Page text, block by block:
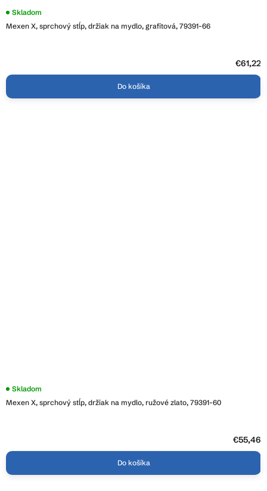
Mexen X, sprchový stĺp, držiak na mydlo, grafitová, 79391-66
Skladom
€61,22
Do košíka
Mexen X, sprchový stĺp, držiak na mydlo, ružové zlato, 79391-60
Skladom
€55,46
Do košíka